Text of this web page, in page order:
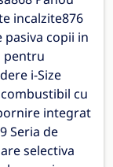
incalzite876
pasiva copii in
pentru
i-Size
cu
integrat
Seria de
selectiva